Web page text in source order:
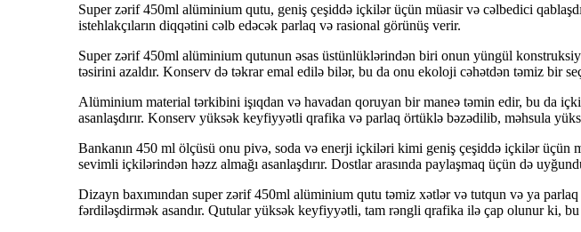
Super zərif 450ml alüminium qutu, geniş çeşiddə içkilər üçün müasir və cəlbedici
istehlakçıların diqqətini cəlb edəcək parlaq və rasional görünüş verir.
Super zərif 450ml alüminium qutunun əsas üstünlüklərindən biri onun yüngül
təsirini azaldır. Konserv də təkrar emal edilə bilər, bu da onu ekoloji cəhətdən təmiz bir
Alüminium material tərkibini işıqdan və havadan qoruyan bir maneə təmin edir, bu da
asanlaşdırır. Konserv yüksək keyfiyyətli qrafika və parlaq örtüklə bəzədilib, məhsula
Bankanın 450 ml ölçüsü onu pivə, soda və enerji içkiləri kimi geniş çeşiddə içkilər
sevimli içkilərindən həzz almağı asanlaşdırır. Dostlar arasında paylaşmaq üçün də
Dizayn baxımından super zərif 450ml alüminium qutu təmiz xətlər və tutqun və ya
fərdiləşdirmək asandır. Qutular yüksək keyfiyyətli, tam rəngli qrafika ilə çap olunur ki, bu